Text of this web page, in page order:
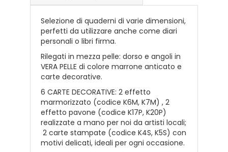
Selezione di quaderni di varie dimensioni,
perfetti da utilizzare anche come diari
personali o libri firma.
Rilegati in mezza pelle: dorso e angoli in
VERA PELLE di colore marrone anticato e
carte decorative.
6 CARTE DECORATIVE: 2 effetto
marmorizzato (codice K6M, K7M) , 2
effetto pavone (codice K17P, K20P)
realizzate a mano per noi da artisti locali;
2 carte stampate (codice K4S, K5S) con
motivi delicati, ideali per ogni occasione.